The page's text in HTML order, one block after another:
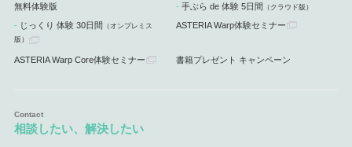
無料体験版 手ぶら de 体験 5日間 （クラウド版）
じっくり 体験 30日間 （オンプレミス
版）
ASTERIA Warp体験セミナー
ASTERIA Warp Core体験セミナー 書籍プレゼント キャンペーン
相談したい、解決したい